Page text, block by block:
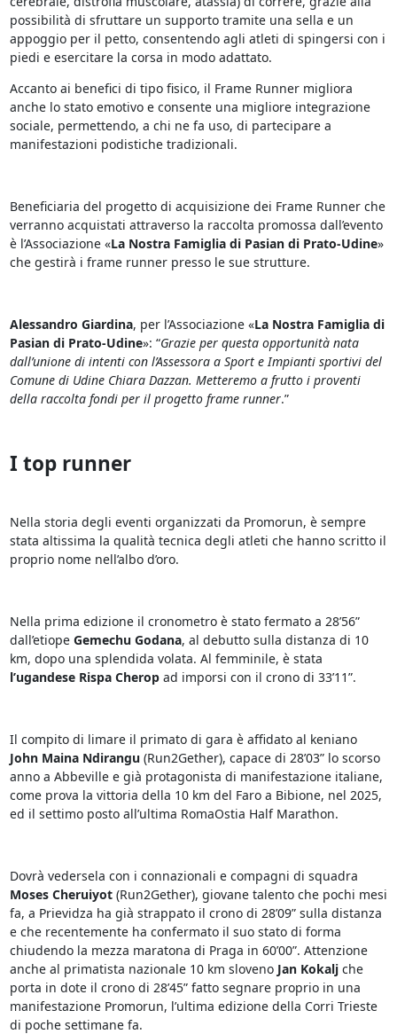
possibilità di sfruttare un supporto tramite una sella e un
appoggio per il petto, consentendo agli atleti di spingersi con i
piedi e esercitare la corsa in modo adattato.
Accanto ai benefici di tipo fisico, il Frame Runner migliora
anche lo stato emotivo e consente una migliore integrazione
sociale, permettendo, a chi ne fa uso, di partecipare a
manifestazioni podistiche tradizionali.
Beneficiaria del progetto di acquisizione dei Frame Runner che
verranno acquistati attraverso la raccolta promossa dall’evento
è l’Associazione «La Nostra Famiglia di Pasian di Prato-Udine»
che gestirà i frame runner presso le sue strutture.
Alessandro Giardina, per l’Associazione «La Nostra Famiglia di
Pasian di Prato-Udine»: “Grazie per questa opportunità nata
dall’unione di intenti con l’Assessora a Sport e Impianti sportivi del
Comune di Udine Chiara Dazzan. Metteremo a frutto i proventi
della raccolta fondi per il progetto frame runner.”
I top runner
Nella storia degli eventi organizzati da Promorun, è sempre
stata altissima la qualità tecnica degli atleti che hanno scritto il
proprio nome nell’albo d’oro.
Nella prima edizione il cronometro è stato fermato a 28’56”
dall’etiope Gemechu Godana, al debutto sulla distanza di 10
km, dopo una splendida volata. Al femminile, è stata
l’ugandese Rispa Cherop ad imporsi con il crono di 33’11”.
Il compito di limare il primato di gara è affidato al keniano
John Maina Ndirangu(Run2Gether), capace di 28’03” lo scorso
anno a Abbeville e già protagonista di manifestazione italiane,
come prova la vittoria della 10 km del Faro a Bibione, nel 2025,
ed il settimo posto all’ultima RomaOstia Half Marathon.
Dovrà vedersela con i connazionali e compagni di squadra
Moses Cheruiyot (Run2Gether), giovane talento che pochi mesi
fa, a Prievidza ha già strappato il crono di 28’09” sulla distanza
e che recentemente ha confermato il suo stato di forma
chiudendo la mezza maratona di Praga in 60’00”. Attenzione
anche al primatista nazionale 10 km sloveno Jan Kokaljche
porta in dote il crono di 28’45” fatto segnare proprio in una
manifestazione Promorun, l’ultima edizione della Corri Trieste
di poche settimane fa.